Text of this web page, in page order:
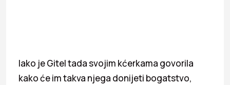
Iako je Gitel tada svojim kćerkama govorila
kako će im takva njega donijeti bogatstvo,